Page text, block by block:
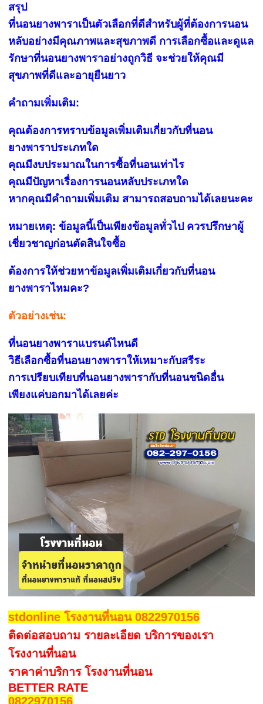
สรุป
ที่นอนยางพาราเป็นตัวเลือกที่ดีสำหรับผู้ที่ต้องการนอน
หลับอย่างมีคุณภาพและสุขภาพดี การเลือกซื้อและดูแล
รักษาที่นอนยางพาราอย่างถูกวิธี จะช่วยให้คุณมี
สุขภาพที่ดีและอายุยืนยาว
คำถามเพิ่มเติม:
คุณต้องการทราบข้อมูลเพิ่มเติมเกี่ยวกับที่นอน
ยางพาราประเภทใด
คุณมีงบประมาณในการซื้อที่นอนเท่าไร
คุณมีปัญหาเรื่องการนอนหลับประเภทใด
หากคุณมีคำถามเพิ่มเติม สามารถสอบถามได้เลยนะคะ
หมายเหตุ: ข้อมูลนี้เป็นเพียงข้อมูลทั่วไป ควรปรึกษาผู้
เชี่ยวชาญก่อนตัดสินใจซื้อ
ต้องการให้ช่วยหาข้อมูลเพิ่มเติมเกี่ยวกับที่นอน
ยางพาราไหมคะ?
ตัวอย่างเช่น:
ที่นอนยางพาราแบรนด์ไหนดี
วิธีเลือกซื้อที่นอนยางพาราให้เหมาะกับสรีระ
การเปรียบเทียบที่นอนยางพารากับที่นอนชนิดอื่น
เพียงแค่บอกมาได้เลยค่ะ
stdonline โรงงานที่นอน 0822970156
ติดต่อสอบถาม รายละเอียด บริการของเรา
โรงงานที่นอน
ราคาค่าบริการ โรงงานที่นอน
BETTER RATE
0822970156